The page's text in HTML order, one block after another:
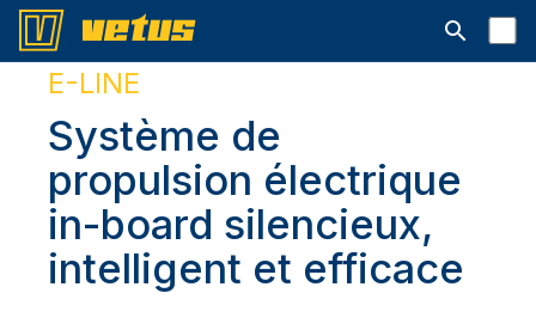
Ouvrir la
E-LINE
Système de
propulsion électrique
in-board silencieux,
intelligent et efficace